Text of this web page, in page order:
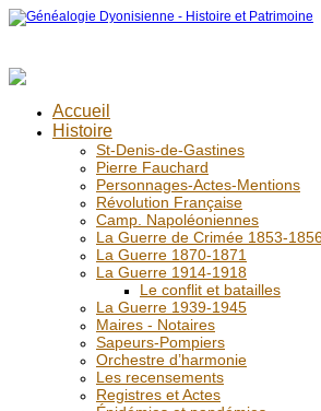
Accueil
Histoire
St-Denis-de-Gastines
Pierre Fauchard
Personnages-Actes-Mentions
Révolution Française
Camp. Napoléoniennes
La Guerre de Crimée 1853-
La Guerre 1870-1871
La Guerre 1914-1918
Le conflit et batailles
La Guerre 1939-1945
Maires - Notaires
Sapeurs-Pompiers
Orchestre d’harmonie
Les recensements
Registres et Actes